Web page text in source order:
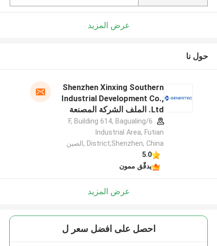
عرض المزيد
حول نا
Shenzhen Xinxing Southern
Industrial Development Co.,
Ltd. الملف الشركة المصنعة
6/F, Building 614, Bagualing
Industrial Area, Futian
District,Shenzhen, China ,الصين
5.0
يدقّق ممون
عرض المزيد
احصل على افضل سعر ل